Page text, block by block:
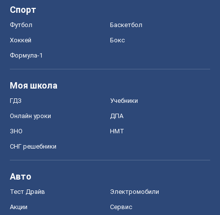
Спорт
Футбол Баскетбол
Хоккей Бокс
Формула-1
Моя школа
ГДЗ Учебники
Онлайн уроки ДПА
ЗНО НМТ
СНГ решебники
Авто
Тест Драйв Электромобили
Акции Сервис